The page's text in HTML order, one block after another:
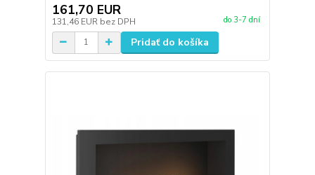
161,70 EUR
131,46 EUR bez DPH do 3-7 dní
Pridať do košíka